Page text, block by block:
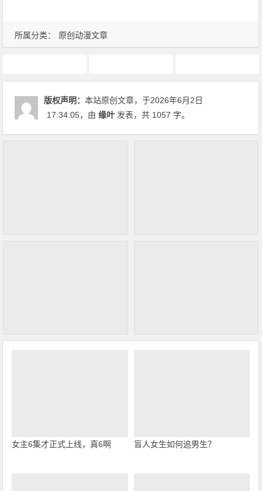
所属分类： 原创动漫文章
版权声明：本站原创文章，于2026年6月2日
17:34:05，由缘叶 发表，共 1057 字。
女主6集才正式上线，真6啊 盲人女生如何追男生？